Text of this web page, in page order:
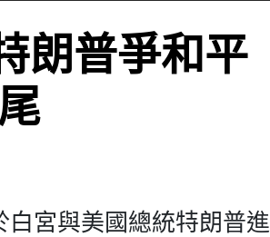
朗普爭和平
宮與美國總統特朗普進